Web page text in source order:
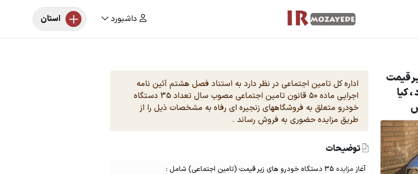
داشبورد استان
زیر قیمت
کیا
اداره کل تامین اجتماعی در نظر دارد به استناد فصل هشتم آئین نامه
اجرایی ماده ۵۰ قانون تامین اجتماعی مصوب سال تعداد 35 دستگاه
خودرو متعلق به فروشگاههای زنجیره ای رفاه به مشخصات ذیل را از
طریق مزایده حضوری به فروش رساند .
توضیحات
آغاز مزایده 35 دستگاه خودرو های زیر قیمت (تامین اجتماعی) شامل :